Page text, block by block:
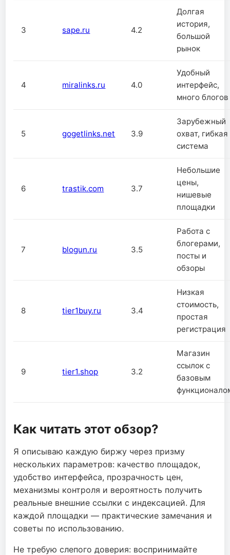
3 sape.ru 4.2
Долгая
история,
большой
рынок
4 miralinks.ru 4.0
Удобный
интерфейс,
много блогов
5 gogetlinks.net 3.9
Зарубежный
охват, гибкая
система
6 trastik.com 3.7
Небольшие
цены,
нишевые
площадки
7 blogun.ru 3.5
Работа с
блогерами,
посты и
обзоры
8 tier1buy.ru 3.4
Низкая
стоимость,
простая
регистрация
9 tier1.shop 3.2
Магазин
ссылок с
базовым
Как читать этот обзор?
Я описываю каждую биржу через призму
нескольких параметров: качество площадок,
удобство интерфейса, прозрачность цен,
механизмы контроля и вероятность получить
реальные внешние ссылки с индексацией. Для
каждой площадки — практические замечания и
советы по использованию.
Не требую слепого доверия: воспринимайте